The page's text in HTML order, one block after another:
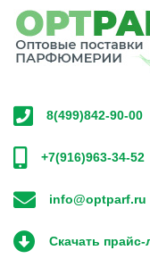
8(499)842-90-00
+7(916)963-34-52
info@optparf.ru
Скачать прайс-